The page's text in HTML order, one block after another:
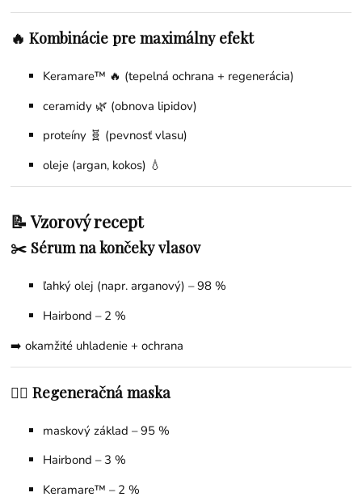
🔥 Kombinácie pre maximálny efekt
Keramare™ 🔥 (tepelná ochrana + regenerácia)
ceramidy 🌿 (obnova lipidov)
proteíny 🧬 (pevnosť vlasu)
oleje (argan, kokos) 💧
📝 Vzorový recept
✂️ Sérum na končeky vlasov
ľahký olej (napr. arganový) – 98 %
Hairbond – 2 %
➡️ okamžité uhladenie + ochrana
💇‍♀️ Regeneračná maska
maskový základ – 95 %
Hairbond – 3 %
Keramare™ – 2 %